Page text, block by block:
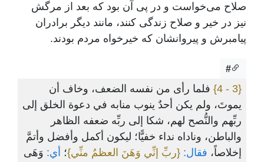
صلاح می‌خواست و در پی آن بود که بعد از مرگش
نیز در خیر و صلاح زندگی کنند، مانند دیگر برادران
پیامبرش و پیروانشان که خیرخواه مردم بودند.
#
{3 - 4}
فلما رأى من نفسه الضعف، وخاف أن
يموتَ، ولم يكن أحدٌ ينوب منابه في دعوة الخلق إلى
ربِّهم والنُّصح لهم، شكا إلى ربِّه ضعفه الظاهر
والباطن، وناداه نداء خفيًّا؛ ليكون أكمل وأفضل وأتمَّ
إخلاصاً، فقال: {ربِّ إنِّي وَهَنَ العظمُ منِّي}؛ أي: وَهَى